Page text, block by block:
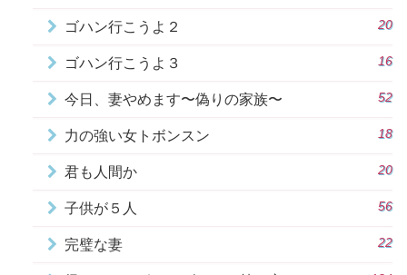
ゴハン行こうよ２ 20
ゴハン行こうよ３ 16
今日、妻やめます〜偽りの家族〜 52
力の強い女トボンスン 18
君も人間か 20
子供が５人 56
完璧な妻 22